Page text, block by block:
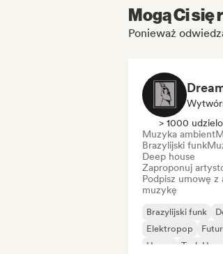
Mogą Ci
Ponieważ
> 1000
Muzyka ambient
Brazylijski funk
Deep house
Zaproponuj
Podpisz umowę
muzykę
Brazylijski funk
Elektropop
House
Tech House